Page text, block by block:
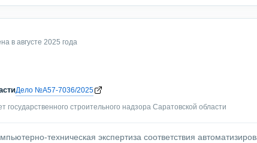
в августе 2025 года
Дело №А57-7036/2025
государственного строительного надзора Саратовской области
техническая экспертиза соответствия